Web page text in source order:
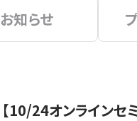
お知らせ
【10/24オンラインセ